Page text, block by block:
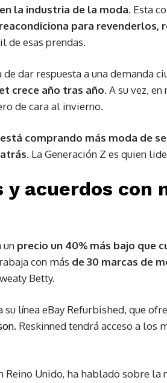
la industria de la moda. Esta
para revenderlos,
de esas prendas.
dar respuesta a una demanda
crece año tras año. A su vez,
de cara al invierno.
comprando más moda de
. La Generación Z es quien
acuerdos con
un precio un 40% más bajo que
con más de 30 marcas de
Betty.
su línea eBay Refurbished, que
. Reskinned tendrá acceso a los
Reino Unido, ha hablado sobre la